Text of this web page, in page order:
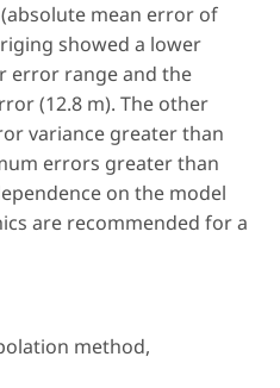
mean error of
showed a lower
error range and the
(12.8 m). The other
variance greater than
errors greater than
on the model
are recommended for a
method,